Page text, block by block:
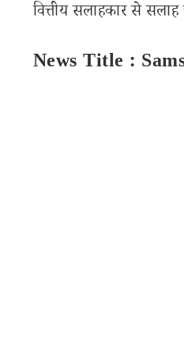
वित्तीय सलाहकार से
News Title :